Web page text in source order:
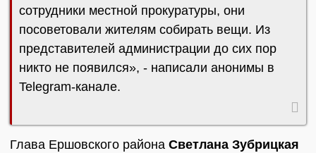
сотрудники местной прокуратуры, они
посоветовали жителям собирать вещи. Из
представителей администрации до сих пор
никто не появился», - написали анонимы в
Telegram-канале.
Глава Ершовского района Светлана Зубрицкая